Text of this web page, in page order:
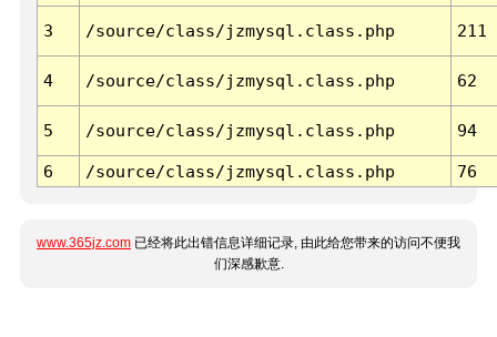
3 /source/class/jzmysql.class.php 211
4 /source/class/jzmysql.class.php 62
5 /source/class/jzmysql.class.php 94
6 /source/class/jzmysql.class.php 76
www.365jz.com 已经将此出错信息详细记录, 由此给您带来的访问不便我
们深感歉意.